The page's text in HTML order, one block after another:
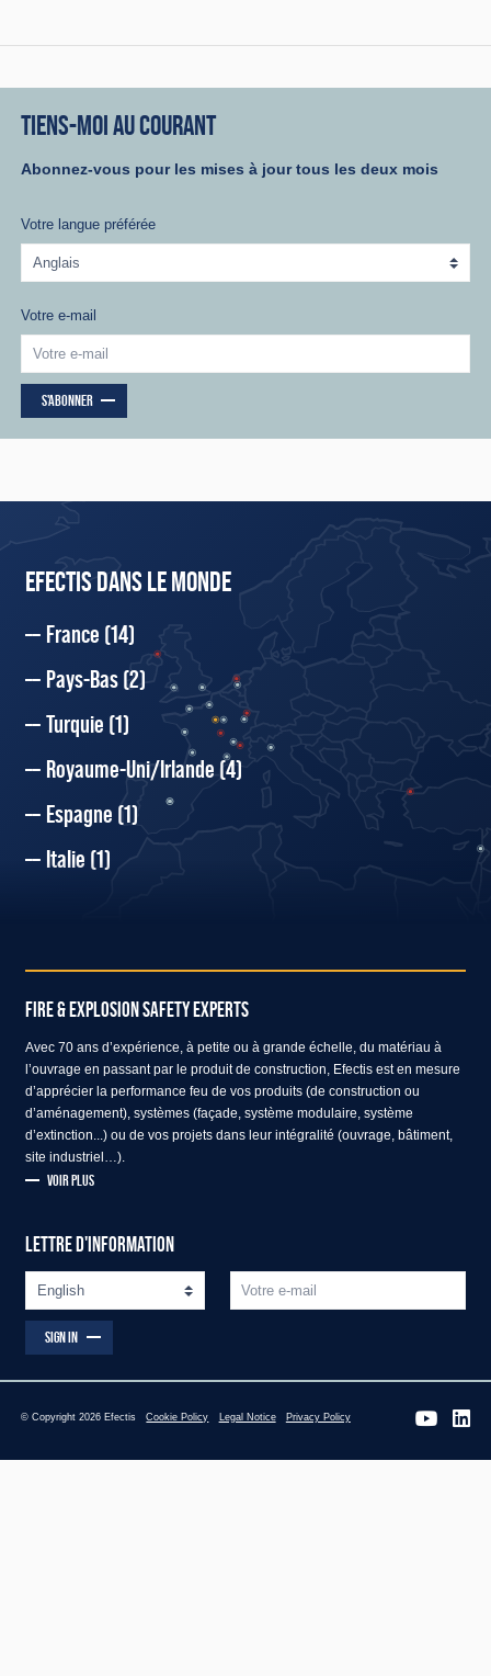
TIENS-MOI AU COURANT
Abonnez-vous pour les mises à jour tous les deux mois
Votre langue préférée
Votre e-mail
S'ABONNER
EFECTIS DANS LE MONDE
France (14)
Pays-Bas(2)
Turquie (1)
Royaume-Uni/Irlande (4)
Espagne (1)
Italie (1)
FIRE & EXPLOSION SAFETY EXPERTS
Avec 70 ans d’expérience, à petite ou à grande échelle, du matériau à
l’ouvrage en passant par le produit de construction, Efectis est en mesure
d’apprécier la performance feu de vos produits (de construction ou
d’aménagement), systèmes (façade, système modulaire, système
d’extinction...) ou de vos projets dans leur intégralité (ouvrage, bâtiment,
site industriel…).
VOIR PLUS
LETTRE D'INFORMATION
SIGN IN
© Copyright 2026 Efectis Cookie Policy Legal Notice Privacy Policy